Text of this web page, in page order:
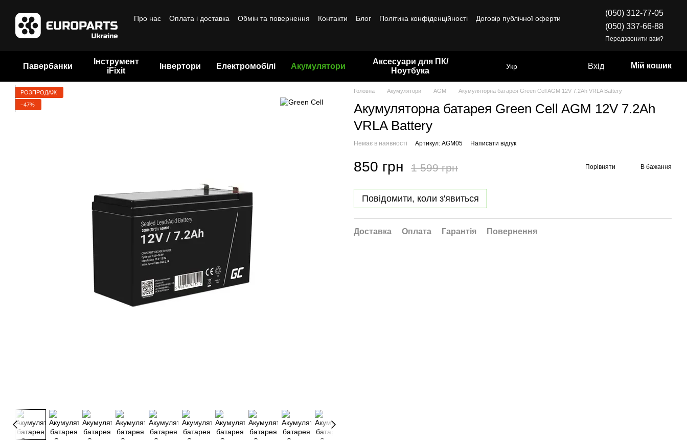
Про нас
Оплата і доставка Обмін та повернення Контакти Блог Політика конфіденційності
Договір публічної оферти
(050) 312-77-05
(050) 337-66-88
Передзвонити вам?
Павербанки
Інструмент
iFixit
Інвертори Електромобілі Акумулятори
Аксесуари для ПК/
Ноутбука
Укр Вхід Мій кошик
РОЗПРОДАЖ
−47%
Головна Акумулятори AGM Акумуляторна батарея Green Cell AGM 12V 7.2Ah VRLA Battery
Акумуляторна батарея Green Cell AGM 12V 7.2Ah
VRLA Battery
Немає в наявності Артикул: AGM05 Написати відгук
850 грн 1 599 грн Порівняти В бажання
Повідомити, коли з'явиться
Доставка Оплата Гарантія Повернення